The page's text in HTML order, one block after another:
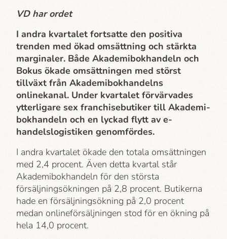
VD har ordet
I andra kvartalet fortsatte den positiva
trenden med ökad omsättning och stärkta
marginaler. Både Akademi­bokhandeln och
Bokus ökade omsättningen med störst
tillväxt från Akademi­bokhandelns
onlinekanal. Under kvartalet förvärvades
ytterligare sex franchisebutiker till Akademi­
bokhandeln och en lyckad flytt av e-
handelslogistiken genomfördes.
I andra kvartalet ökade den totala omsättningen
med 2,4 procent. Även detta kvartal står
Akademi­bokhandeln för den största
försäljningsökningen på 2,8 procent. Butikerna
hade en försäljningsökning på 2,0 procent
medan onlineförsäljningen stod för en ökning på
hela 14,0 procent.